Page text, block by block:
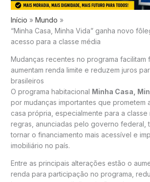
Início
Mundo
“Minha Casa, Minha Vida” ganha novo
acesso para a classe média
Mudanças recentes no programa facilitam
aumentam renda limite e reduzem juros
brasileiros
O programa habitacional Minha Casa,
por mudanças importantes que prometem
casa própria, especialmente para a classe
regras, anunciadas pelo governo federal,
tornar o financiamento mais acessível e
imobiliário no país.
Entre as principais alterações estão o
renda para participação no programa,